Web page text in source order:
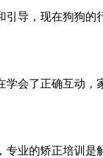
导，现在狗狗的
会了正确互动，
业的矫正培训是